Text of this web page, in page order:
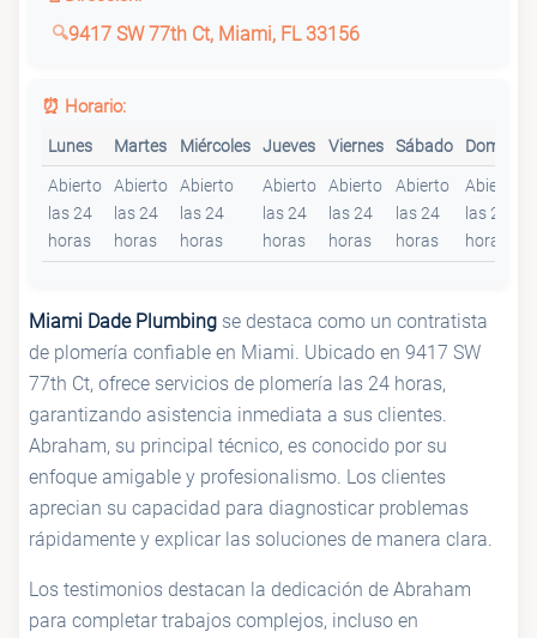
9417 SW 77th Ct, Miami, FL 33156
⏰ Horario:
Lunes Martes Miércoles Jueves Viernes Sábado Domingo
Abierto
las 24
horas
Abierto
las 24
horas
Abierto
las 24
horas
Abierto
las 24
horas
Abierto
las 24
horas
Abierto
las 24
horas
Abierto
las 24
horas
Miami Dade Plumbing se destaca como un contratista
de plomería confiable en Miami. Ubicado en 9417 SW
77th Ct, ofrece servicios de plomería las 24 horas,
garantizando asistencia inmediata a sus clientes.
Abraham, su principal técnico, es conocido por su
enfoque amigable y profesionalismo. Los clientes
aprecian su capacidad para diagnosticar problemas
rápidamente y explicar las soluciones de manera clara.
Los testimonios destacan la dedicación de Abraham
para completar trabajos complejos, incluso en